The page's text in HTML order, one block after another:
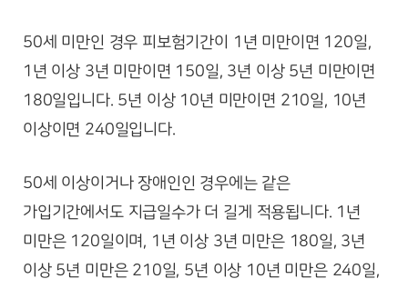
50세 미만인 경우 피보험기간이 1년 미만이면 120일,
1년 이상 3년 미만이면 150일, 3년 이상 5년 미만이면
180일입니다. 5년 이상 10년 미만이면 210일, 10년
이상이면 240일입니다.
50세 이상이거나 장애인인 경우에는 같은
가입기간에서도 지급일수가 더 길게 적용됩니다. 1년
미만은 120일이며, 1년 이상 3년 미만은 180일, 3년
이상 5년 미만은 210일, 5년 이상 10년 미만은 240일,